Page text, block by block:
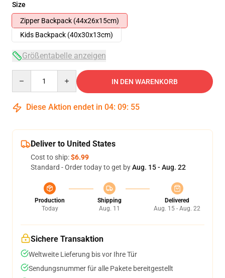
Size
Zipper Backpack (44x26x15cm)
Kids Backpack (40x30x13cm)
Größentabelle anzeigen
IN DEN WARENKORB
Diese Aktion endet in 04: 09: 54
Deliver to United States
Cost to ship:$6.99
Standard - Order today to get byAug. 15 - Aug. 22
Production
Today
Shipping
Aug. 11
Delivered
Aug. 15 - Aug. 22
Sichere Transaktion
Weltweite Lieferung bis vor Ihre Tür
Sendungsnummer für alle Pakete bereitgestellt